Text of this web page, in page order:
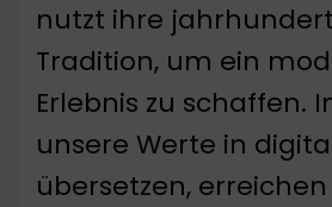
nutzt ihre
Tradition, um ein
Erlebnis zu schaffen.
unsere Werte in
übersetzen,